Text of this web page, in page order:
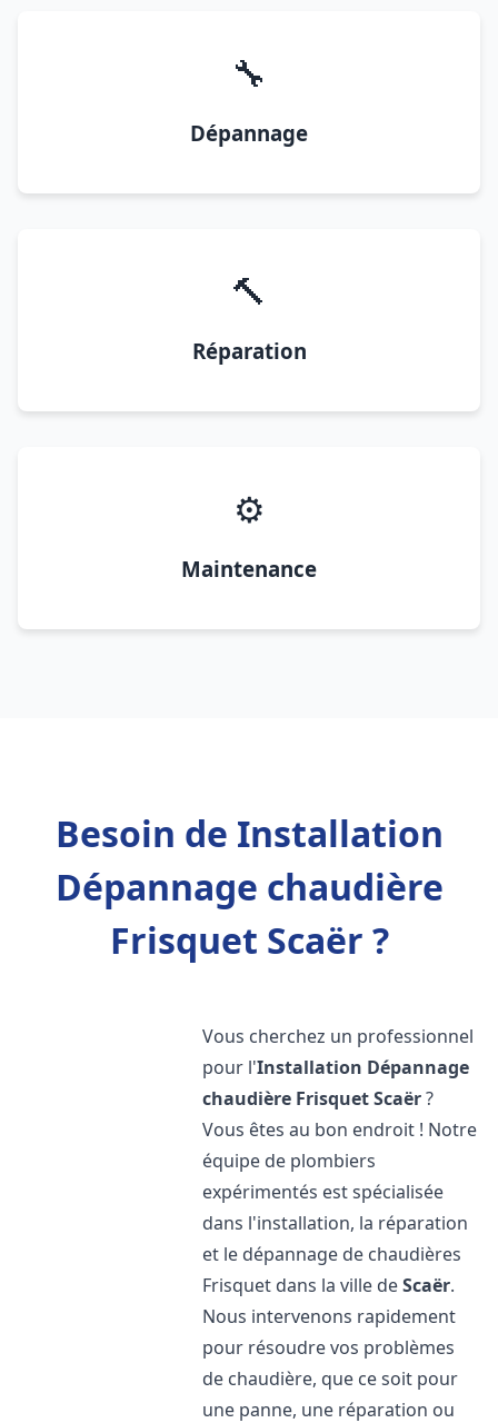
🔧
Dépannage
🔨
Réparation
⚙️
Maintenance
Besoin de Installation
Dépannage chaudière
Frisquet Scaër ?
Vous cherchez un professionnel
pour l'Installation Dépannage
chaudière FrisquetScaër?
Vous êtes au bon endroit ! Notre
équipe de plombiers
expérimentés est spécialisée
dans l'installation, la réparation
et le dépannage de chaudières
Frisquet dans la ville deScaër.
Nous intervenons rapidement
pour résoudre vos problèmes
de chaudière, que ce soit pour
une panne, une réparation ou